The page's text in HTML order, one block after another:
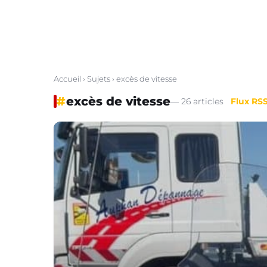
Accueil › Sujets› excès de vitesse
#excès de vitesse— 26 articles Flux